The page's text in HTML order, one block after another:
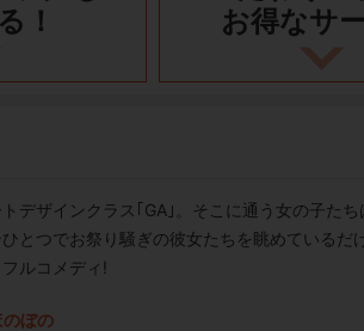
！
お得なサ
デザインクラス｢GA｣。そこに通う女の子た
とつでお祭り騒ぎの彼女たちを眺めている
ルコメディ!
ぼの